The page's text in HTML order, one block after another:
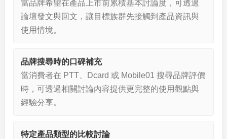
當品牌希望在產品上市前累積基本討論度，可透過
論壇發文與回文，讓目標族群先接觸到產品資訊與
使用情境。
品牌搜尋時的口碑補充
當消費者在 PTT、Dcard 或 Mobile01 搜尋品牌評價
時，可透過相關討論內容提供更完整的使用觀點與
經驗分享。
特定產品類型的比較討論